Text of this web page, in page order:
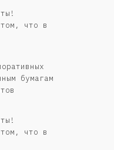
что в
бумагам
что в